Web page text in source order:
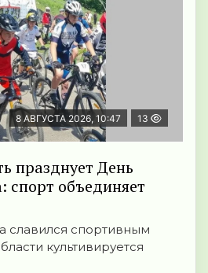
8 АВГУСТА 2026, 10:47 13
празднует День
спорт объединяет
славился спортивным
культивируется